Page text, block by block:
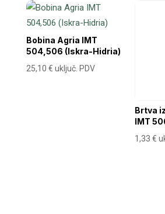
Bobina Agria IMT
504,506 (Iskra-Hidria)
25,10 € uključ. PDV
Brtva
IMT
1,33€